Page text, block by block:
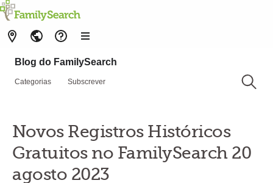
Blog do FamilySearch
Categorias Subscrever
Novos Registros Históricos
Gratuitos no FamilySearch 20
agosto 2023